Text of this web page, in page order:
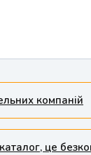
компаній
це